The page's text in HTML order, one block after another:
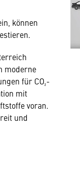
können
moderne
für CO₂-
mit
voran.
und